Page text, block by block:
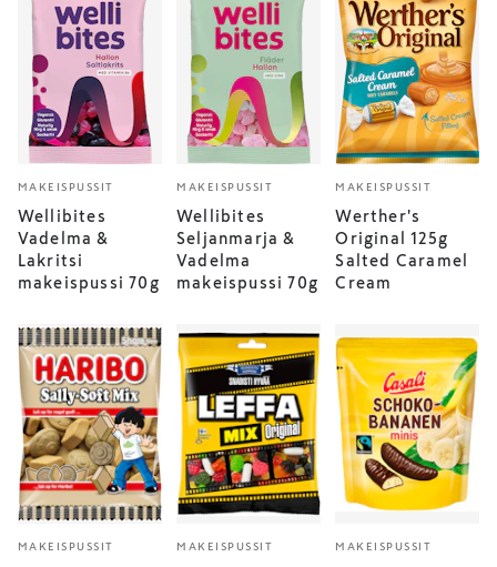
MAKEISPUSSIT
Wellibites
Vadelma &
Lakritsi
makeispussi 70g
MAKEISPUSSIT
Wellibites
Seljanmarja &
Vadelma
makeispussi 70g
MAKEISPUSSIT
Werther's
Original 125g
Salted Caramel
Cream
MAKEISPUSSIT MAKEISPUSSIT MAKEISPUSSIT